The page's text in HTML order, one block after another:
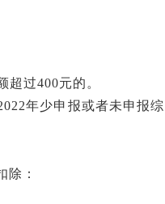
过400元的。
年少申报或者未申报
除：